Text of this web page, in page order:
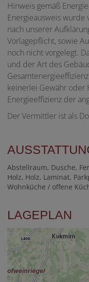
Hinweis gemäß
Energieausweis wurde
nach unserer
Vorlagepflicht, sowie
noch nicht vorgelegt.
und der Art des
keinerlei Gewähr oder
Energieeffizienz der
Der Vermittler ist als
Abstellraum Dusche
Holz Holz Laminat
Wohnküche / offene
LAGEPLAN